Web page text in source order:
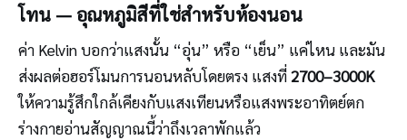
โทน — อุณหภูมิสีที่ใช่สำหรับห้องนอน
ค่า Kelvin บอกว่าแสงนั้น “อุ่น” หรือ “เย็น” แค่ไหน และมัน
ส่งผลต่อฮอร์โมนการนอนหลับโดยตรง แสงที่2700–3000K
ให้ความรู้สึกใกล้เคียงกับแสงเทียนหรือแสงพระอาทิตย์ตก
ร่างกายอ่านสัญญาณนี้ว่าถึงเวลาพักแล้ว